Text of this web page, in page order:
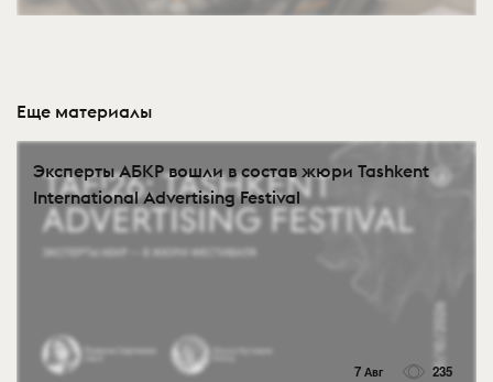
Еще материалы
Эксперты АБКР вошли в состав жюри Tashkent
International Advertising Festival
7 Авг 235